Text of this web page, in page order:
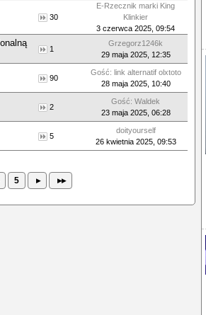
30
E-Rzecznik marki King
Klinkier
3 czerwca 2025, 09:54
1
Grzegorz1246k
29 maja 2025, 12:35
90
Gość: link alternatif olxtoto
28 maja 2025, 10:40
2
Gość: Waldek
23 maja 2025, 06:28
5
doityourself
26 kwietnia 2025, 09:53
5 ▸ ▸▸